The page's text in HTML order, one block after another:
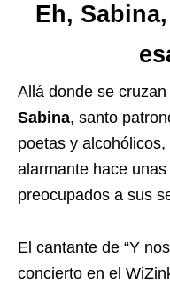
Eh,
Allá donde se
Sabina, santo
poetas y
alarmante hace
preocupados a sus
El cantante de “Y
concierto en el